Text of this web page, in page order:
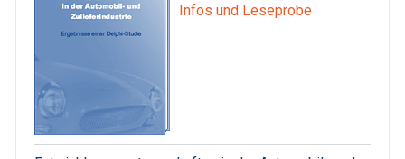
Infos und Leseprobe